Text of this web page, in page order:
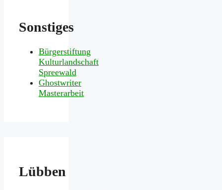
Sonstiges
Bürgerstiftung
Kulturlandschaft
Spreewald
Ghostwriter
Masterarbeit
Lübben